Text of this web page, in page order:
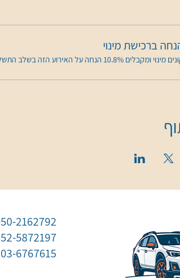
ברכישת מינוי
מינוי ומקבלים 10.8% הנחה על האירוע הזה בשלב התשלום
050-2162792 -
052-5872197 -
03-6767615 - משרד